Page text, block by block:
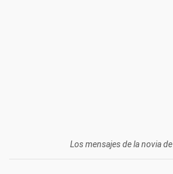
Los mensajes de la novia de